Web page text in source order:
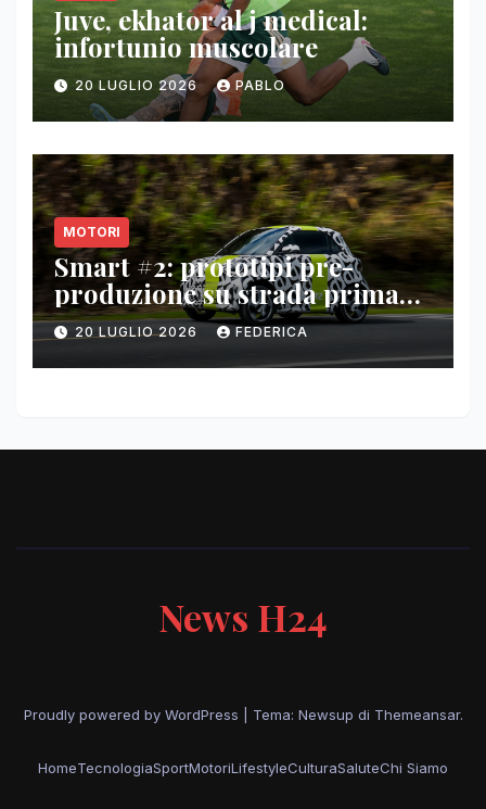
Juve, ekhator al j medical:
infortunio muscolare
20 LUGLIO 2026 PABLO
MOTORI
Smart #2: prototipi pre-
produzione su strada prima
del paris motor show 2026
20 LUGLIO 2026 FEDERICA
News H24
Proudly powered by WordPress Tema: Newsup di Themeansar.
HomeTecnologiaSportMotoriLifestyleCulturaSaluteChi Siamo